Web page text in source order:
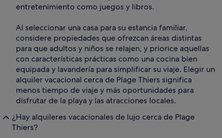
entretenimiento como juegos y libros.
Al seleccionar una casa para su estancia familiar,
considere propiedades que ofrezcan áreas distintas
para que adultos y niños se relajen, y priorice aquellas
con características prácticas como una cocina bien
equipada y lavandería para simplificar su viaje. Elegir un
alquiler vacacional cerca de Plage Thiers significa
menos tiempo de viaje y más oportunidades para
disfrutar de la playa y las atracciones locales.
¿Hay alquileres vacacionales de lujo cerca de Plage
Thiers?